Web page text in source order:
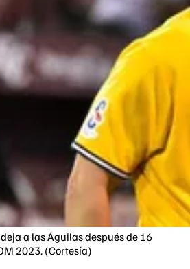
a las Águilas después de 16
2023. (Cortesía)